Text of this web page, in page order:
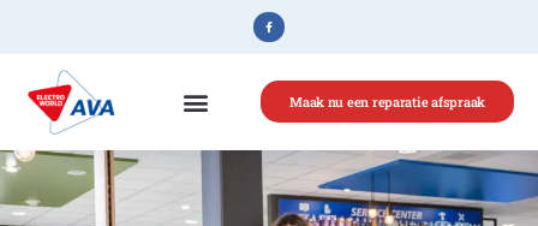
Maak nu een reparatie afspraak